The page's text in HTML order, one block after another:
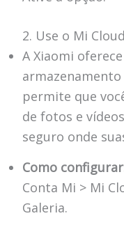
2. Use o Mi
A Xiaomi
armazenamento
permite que
de fotos e
seguro onde
Como
Conta Mi > Mi
Galeria.